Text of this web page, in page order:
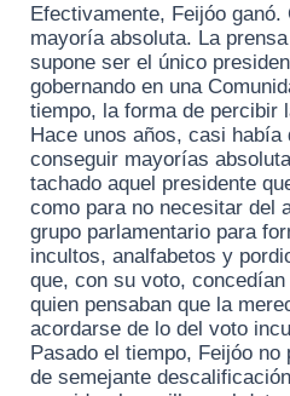
Efectivamente, Feijóo
mayoría absoluta. La
supone ser el único
gobernando en una
tiempo, la forma de percibir
Hace unos años, casi había
conseguir mayorías
tachado aquel presidente
como para no necesitar del
grupo parlamentario para
incultos, analfabetos y
que, con su voto,
quien pensaban que la
acordarse de lo del voto
Pasado el tiempo, Feijóo
de semejante